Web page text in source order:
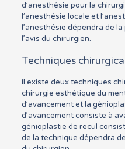
d’anesthésie pour la
l’anesthésie locale et
l’anesthésie dépendra de
l’avis du chirurgien.
Techniques
Il existe deux techniques
chirurgie esthétique du
d’avancement et la
d’avancement consiste à
génioplastie de recul
de la technique dépendra